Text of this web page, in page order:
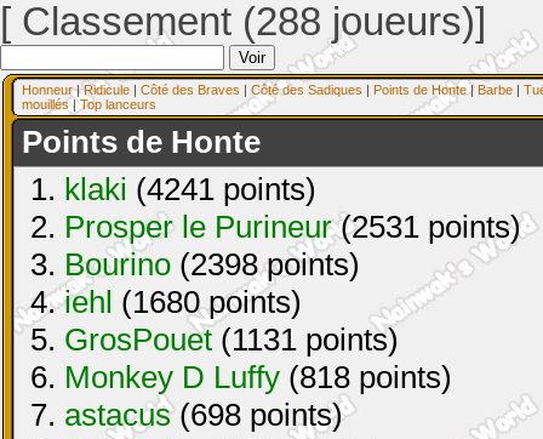
[ Classement (288 joueurs)]
Honneur|Ridicule | Côté des Braves | Côté des Sadiques | Points de Honte| Barbe |
mouillés| Top lanceurs
Points de Honte
1. klaki (4241 points)
2. Prosper le Purineur(2531 points)
3. Bourino (2398 points)
4.iehl (1680 points)
5. GrosPouet (1131 points)
6. Monkey D Luffy (818 points)
7. astacus(698 points)